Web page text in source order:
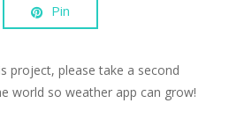
Pin
project, please take a second
world so weather app can grow!